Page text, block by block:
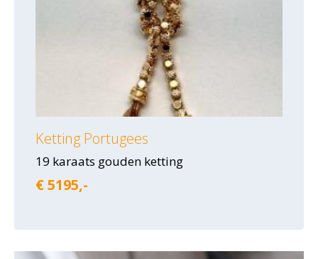
Ketting Portugees
19 karaats gouden ketting
€ 5195,-